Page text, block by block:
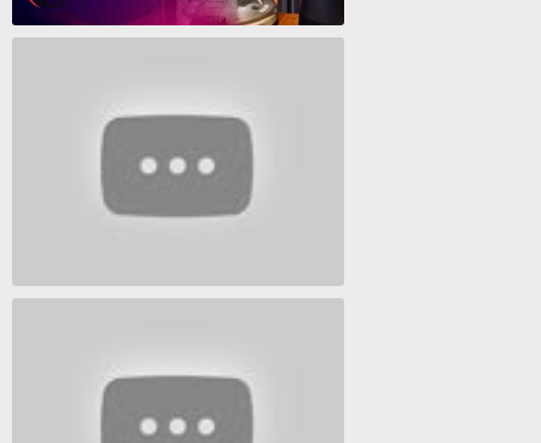
Polresta Jayapura Berhasil ungkap jaringan peredaran shabu terbesar
Lagu Timur yang Paling 2022